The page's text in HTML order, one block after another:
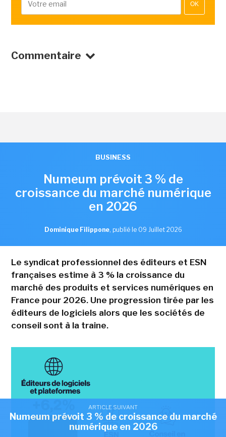
OK
Commentaire
ARTICLE SUIVANT
Numeum prévoit 3 % de croissance du marché
numérique en 2026
BUSINESS
Numeum prévoit 3 % de
croissance du marché numérique
en 2026
Dominique Filippone, publié le 09 Juillet 2026
Le syndicat professionnel des éditeurs et ESN
françaises estime à 3 % la croissance du
marché des produits et services numériques en
France pour 2026. Une progression tirée par les
éditeurs de logiciels alors que les sociétés de
conseil sont à la traine.